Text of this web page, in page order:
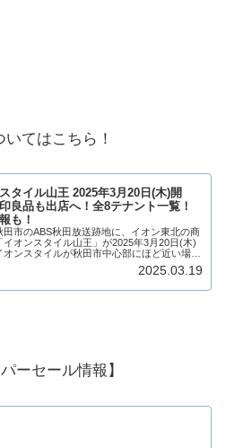
てはこちら！
タイル山王 2025年3月20日(木)開
良品も出店へ！全8テナント一覧！
も！
田市のABS秋田放送跡地に、イオン東北の商
イオンスタイル山王」が2025年3月20日(木)
オンスタイルが秋田市中心部にほど近い場所
無印良品も出店へ！そんな、イオンスタイル
のような商業施設になるのか、テ...2025.03.19
ーセール情報】